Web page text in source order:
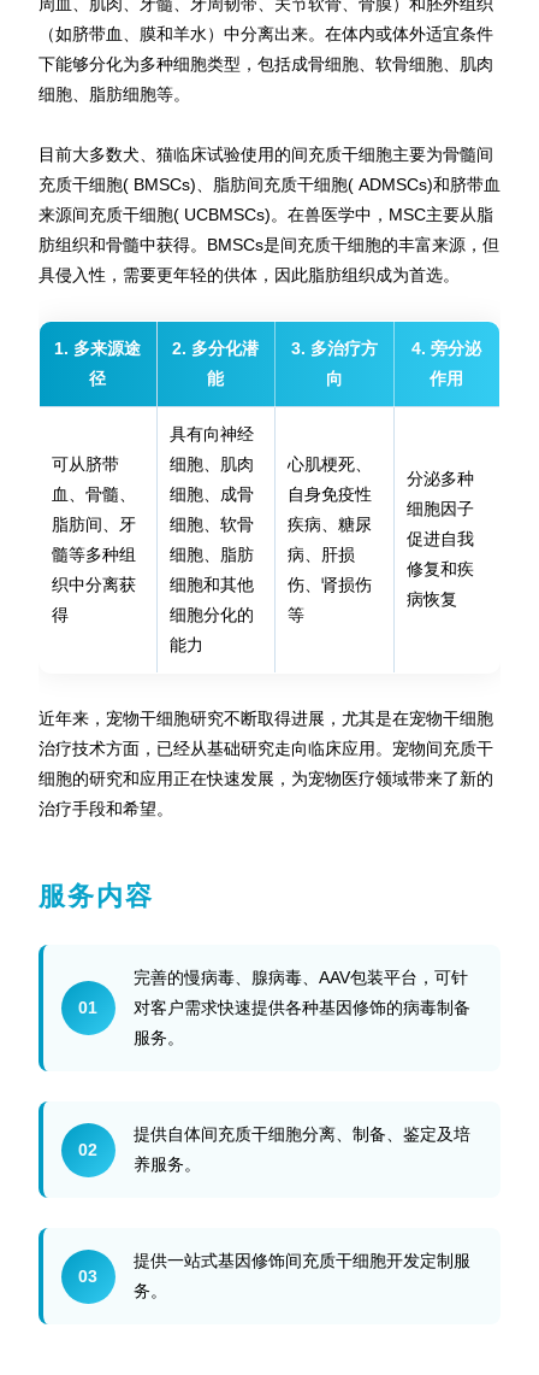
（如脐带血、膜和羊水）中分离出来。在体内或体外适宜条件
下能够分化为多种细胞类型，包括成骨细胞、软骨细胞、肌肉
细胞、脂肪细胞等。
目前大多数犬、猫临床试验使用的间充质干细胞主要为骨髓间
充质干细胞( BMSCs)、脂肪间充质干细胞( ADMSCs)和脐带血
来源间充质干细胞( UCBMSCs)。在兽医学中，MSC主要从脂
肪组织和骨髓中获得。BMSCs是间充质干细胞的丰富来源，但
具侵入性，需要更年轻的供体，因此脂肪组织成为首选。
1. 多来源途
径
2. 多分化潜
能
3. 多治疗方
向
4. 旁分泌
作用
可从脐带
血、骨髓、
脂肪间、牙
髓等多种组
织中分离获
得
具有向神经
细胞、肌肉
细胞、成骨
细胞、软骨
细胞、脂肪
细胞和其他
细胞分化的
能力
心肌梗死、
自身免疫性
疾病、糖尿
病、肝损
伤、肾损伤
等
分泌多种
细胞因子
促进自我
修复和疾
病恢复
近年来，宠物干细胞研究不断取得进展，尤其是在宠物干细胞
治疗技术方面，已经从基础研究走向临床应用。宠物间充质干
细胞的研究和应用正在快速发展，为宠物医疗领域带来了新的
治疗手段和希望。
服务内容
01
完善的慢病毒、腺病毒、AAV包装平台，可针
对客户需求快速提供各种基因修饰的病毒制备
服务。
02
提供自体间充质干细胞分离、制备、鉴定及培
养服务。
03
提供一站式基因修饰间充质干细胞开发定制服
务。